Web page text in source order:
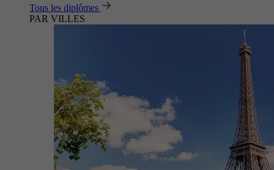
Tous les diplômes
PAR VILLES